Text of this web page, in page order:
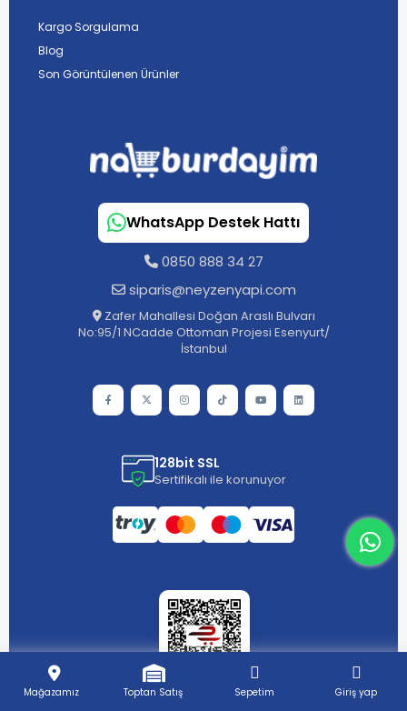
Mağazamız Toptan Satış Sepetim Giriş yap
Kargo Sorgulama
Blog
Son Görüntülenen Ürünler
WhatsApp Destek Hattı
0850 888 34 27
siparis@neyzenyapi.com
Zafer Mahallesi Doğan Araslı Bulvarı
No:95/1 NCadde Ottoman Projesi Esenyurt/
İstanbul
128bit SSL
Sertifikalı ile korunuyor